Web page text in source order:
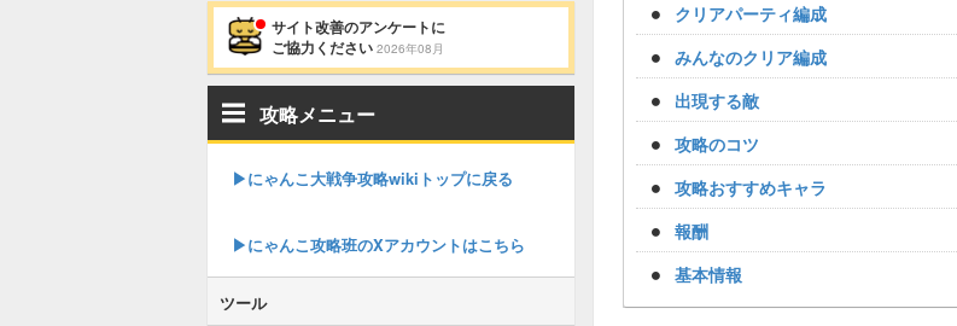
クリアパーティ編成
みんなのクリア編成
出現する敵
攻略のコツ
攻略おすすめキャラ
報酬
基本情報
サイト改善のアンケートに
ご協力ください 2026年08月
攻略メニュー
▶︎にゃんこ大戦争攻略wikiトップに戻る
▶︎にゃんこ攻略班のXアカウントはこちら
ツール